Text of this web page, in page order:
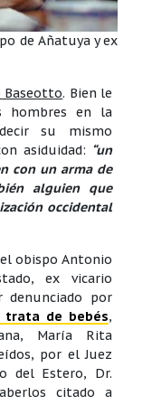
de Añatuya y ex
Baseotto. Bien le
hombres en la
su mismo
asiduidad: “un
con un arma de
alguien que
occidental
obispo Antonio
ex vicario
denunciado por
trata de bebés,
María Rita
por el Juez
del Estero, Dr.
citado a